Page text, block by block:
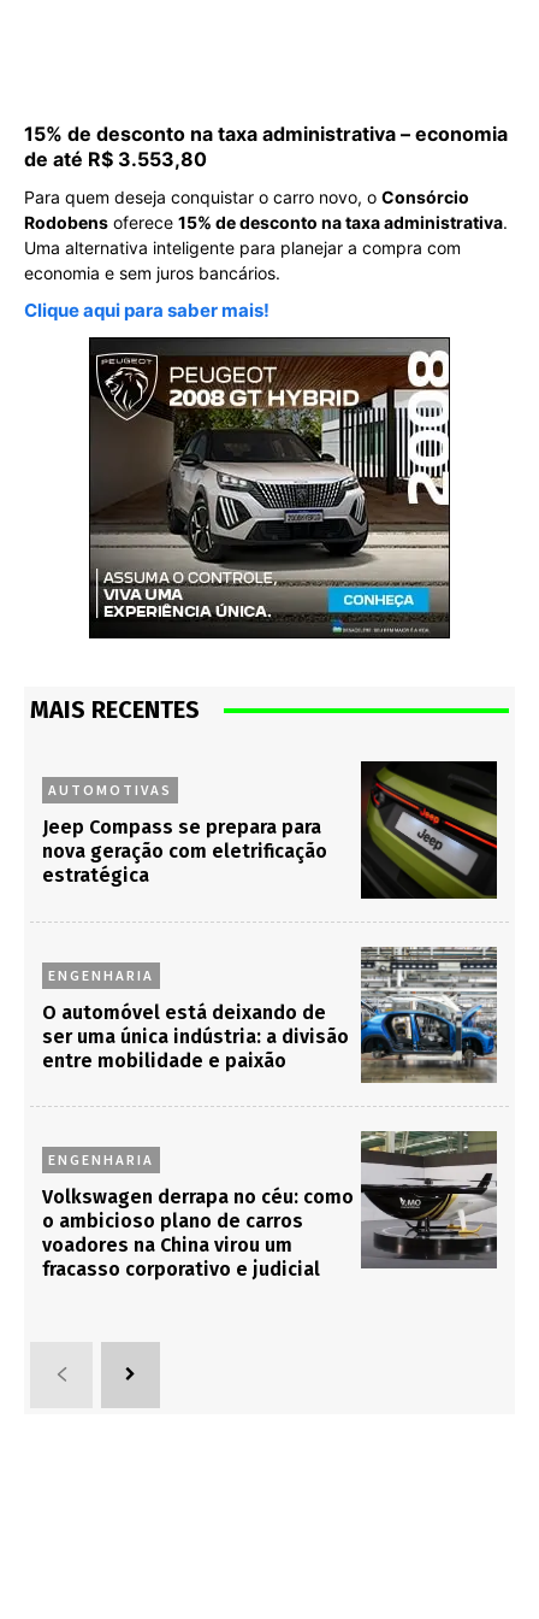
15% de desconto na taxa administrativa – economia
de até R$ 3.553,80
Para quem deseja conquistar o carro novo, o Consórcio
Rodobens oferece 15% de desconto na taxa administrativa.
Uma alternativa inteligente para planejar a compra com
economia e sem juros bancários.
Clique aqui para saber mais!
MAIS RECENTES
AUTOMOTIVAS
Jeep Compass se prepara para
nova geração com eletrificação
estratégica
ENGENHARIA
O automóvel está deixando de
ser uma única indústria: a divisão
entre mobilidade e paixão
ENGENHARIA
Volkswagen derrapa no céu: como
o ambicioso plano de carros
voadores na China virou um
fracasso corporativo e judicial